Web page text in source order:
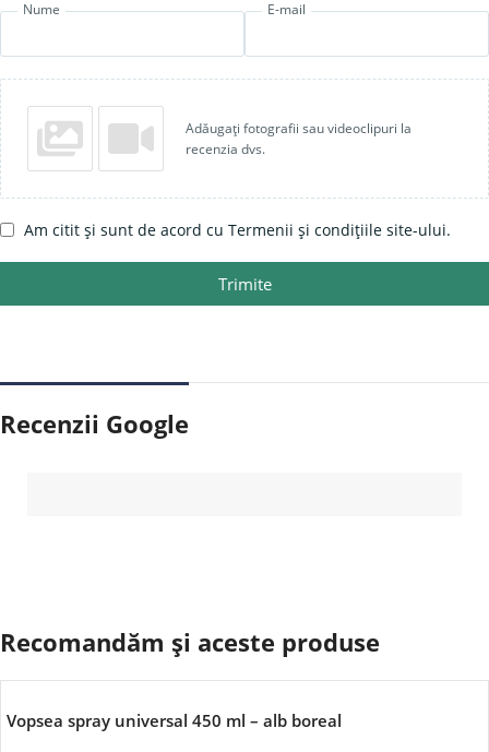
Nume E-mail
Adăugați fotografii sau videoclipuri la
recenzia dvs.
Am citit și sunt de acord cu Termenii și condițiile site-ului.
Trimite
Recenzii Google
Recomandăm și aceste produse
Vopsea spray universal 450 ml – alb boreal